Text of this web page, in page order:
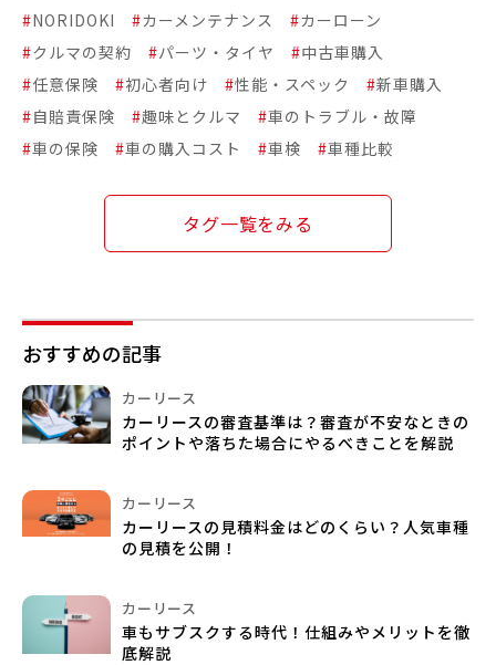
#NORIDOKI #カーメンテナンス #カーローン
#クルマの契約 #パーツ・タイヤ #中古車購入
#任意保険 #初心者向け #性能・スペック #新車購入
#自賠責保険 #趣味とクルマ #車のトラブル・故障
#車の保険 #車の購入コスト #車検 #車種比較
タグ一覧をみる
おすすめの記事
カーリース
カーリースの審査基準は？審査が不安なときの
ポイントや落ちた場合にやるべきことを解説
カーリース
カーリースの見積料金はどのくらい？人気車種
の見積を公開！
カーリース
車もサブスクする時代！仕組みやメリットを徹
底解説